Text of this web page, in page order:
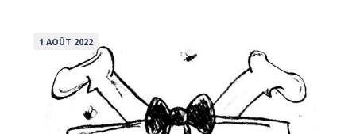
1 AOÛT 2022